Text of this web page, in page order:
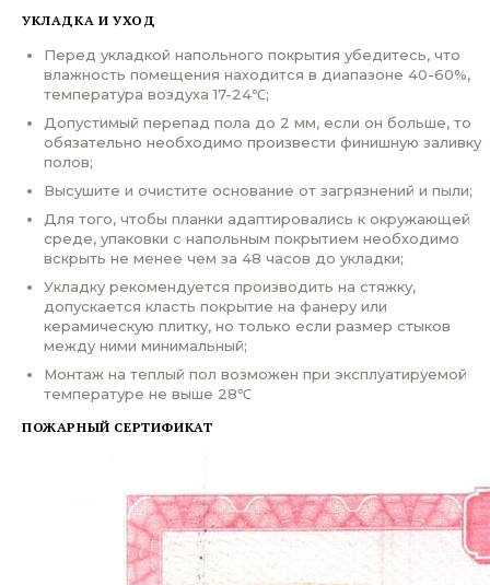
УКЛАДКА И УХОД
Перед укладкой напольного покрытия убедитесь, что
влажность помещения находится в диапазоне 40-60%,
температура воздуха 17-24℃;
Допустимый перепад пола до 2 мм, если он больше, то
обязательно необходимо произвести финишную заливку
полов;
Высушите и очистите основание от загрязнений и пыли;
Для того, чтобы планки адаптировались к окружающей
среде, упаковки с напольным покрытием необходимо
вскрыть не менее чем за 48 часов до укладки;
Укладку рекомендуется производить на стяжку,
допускается класть покрытие на фанеру или
керамическую плитку, но только если размер стыков
между ними минимальный;
Монтаж на теплый пол возможен при эксплуатируемой
температуре не выше 28℃
ПОЖАРНЫЙ СЕРТИФИКАТ